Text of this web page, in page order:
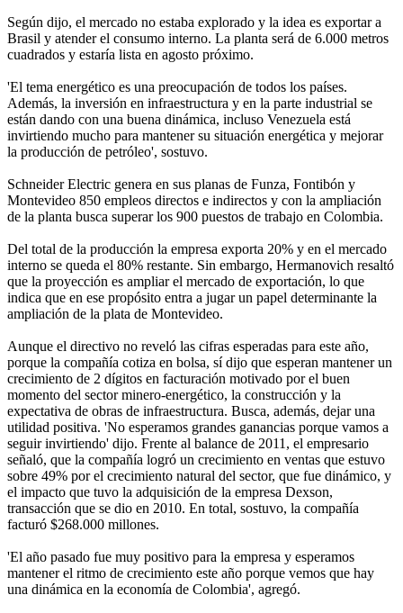
Según dijo, el mercado no estaba explorado y la idea es exportar a
Brasil y atender el consumo interno. La planta será de 6.000 metros
cuadrados y estaría lista en agosto próximo.
'El tema energético es una preocupación de todos los países.
Además, la inversión en infraestructura y en la parte industrial se
están dando con una buena dinámica, incluso Venezuela está
invirtiendo mucho para mantener su situación energética y mejorar
la producción de petróleo', sostuvo.
Schneider Electric genera en sus planas de Funza, Fontibón y
Montevideo 850 empleos directos e indirectos y con la ampliación
de la planta busca superar los 900 puestos de trabajo en Colombia.
Del total de la producción la empresa exporta 20% y en el mercado
interno se queda el 80% restante. Sin embargo, Hermanovich resaltó
que la proyección es ampliar el mercado de exportación, lo que
indica que en ese propósito entra a jugar un papel determinante la
ampliación de la plata de Montevideo.
Aunque el directivo no reveló las cifras esperadas para este año,
porque la compañía cotiza en bolsa, sí dijo que esperan mantener un
crecimiento de 2 dígitos en facturación motivado por el buen
momento del sector minero-energético, la construcción y la
expectativa de obras de infraestructura. Busca, además, dejar una
utilidad positiva. 'No esperamos grandes ganancias porque vamos a
seguir invirtiendo' dijo. Frente al balance de 2011, el empresario
señaló, que la compañía logró un crecimiento en ventas que estuvo
sobre 49% por el crecimiento natural del sector, que fue dinámico, y
el impacto que tuvo la adquisición de la empresa Dexson,
transacción que se dio en 2010. En total, sostuvo, la compañía
facturó $268.000 millones.
'El año pasado fue muy positivo para la empresa y esperamos
mantener el ritmo de crecimiento este año porque vemos que hay
una dinámica en la economía de Colombia', agregó.